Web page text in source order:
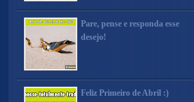
Pare, pense e responda esse
desejo!
Feliz Primeiro de Abril :)